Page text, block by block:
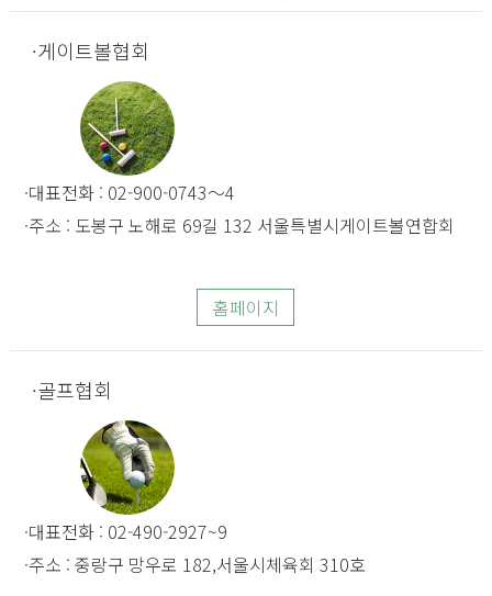
게이트볼협회
대표전화 : 02-900-0743～4
주소 : 도봉구 노해로 69길 132 서울특별시게이트볼연합회
홈페이지
골프협회
대표전화 : 02-490-2927~9
주소 : 중랑구 망우로 182,서울시체육회 310호